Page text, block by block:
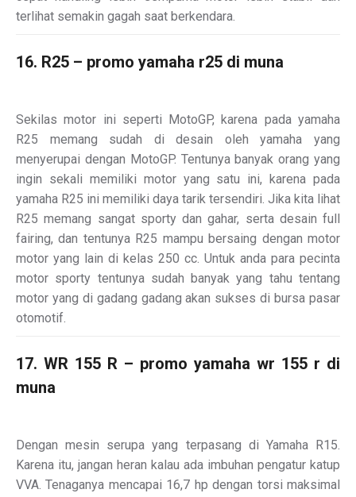
terlihat semakin gagah saat berkendara.
16. R25 – promo yamaha r25 di muna
Sekilas motor ini seperti MotoGP, karena pada yamaha
R25 memang sudah di desain oleh yamaha yang
menyerupai dengan MotoGP. Tentunya banyak orang yang
ingin sekali memiliki motor yang satu ini, karena pada
yamaha R25 ini memiliki daya tarik tersendiri. Jika kita lihat
R25 memang sangat sporty dan gahar, serta desain full
fairing, dan tentunya R25 mampu bersaing dengan motor
motor yang lain di kelas 250 cc. Untuk anda para pecinta
motor sporty tentunya sudah banyak yang tahu tentang
motor yang di gadang gadang akan sukses di bursa pasar
otomotif.
17. WR 155 R – promo yamaha wr 155 r di
muna
Dengan mesin serupa yang terpasang di Yamaha R15.
Karena itu, jangan heran kalau ada imbuhan pengatur katup
VVA. Tenaganya mencapai 16,7 hp dengan torsi maksimal